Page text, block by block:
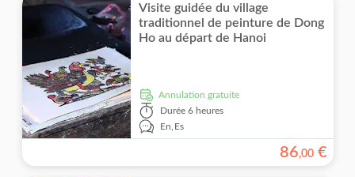
Visite guidée du village
traditionnel de peinture de Dong
Ho au départ de Hanoi
Annulation gratuite
Durée 6 heures
En,Es
86,00 €